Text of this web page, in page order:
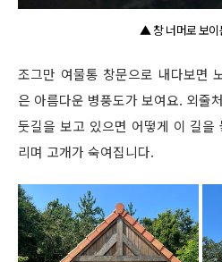
▲ 창 너머로 보이
조그만 여물통 창문으로 내다보면
은 아름다운 병풍도가 보여요. 외줄
둣길을 보고 있으면 어떻게 이 길
리며 고개가 숙여집니다.